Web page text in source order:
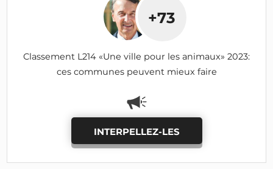
+73
Classement L214 «Une ville pour les animaux» 2023:
ces communes peuvent mieux faire
INTERPELLEZ-LES